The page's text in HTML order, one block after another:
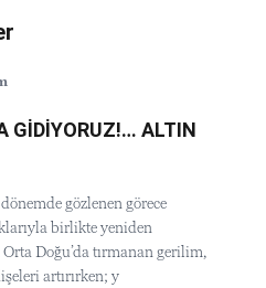
GİDİYORUZ!… ALTIN
gözlenen görece
birlikte yeniden
Doğu’da tırmanan gerilim,
artırırken; y